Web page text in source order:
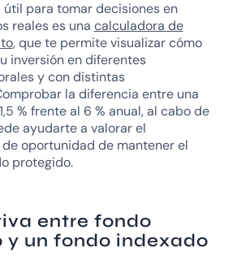
útil para tomar decisiones en
reales es una calculadora de
, que te permite visualizar cómo
inversión en diferentes
y con distintas
la diferencia entre una
% frente al 6 % anual, al cabo de
ayudarte a valorar el
oportunidad de mantener el
protegido.
entre fondo
y un fondo indexado